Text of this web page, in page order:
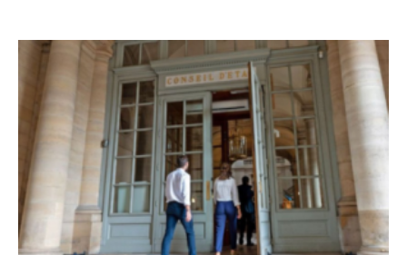
[Revoir]
webinaire
sur
recrutement
de
maîtresses